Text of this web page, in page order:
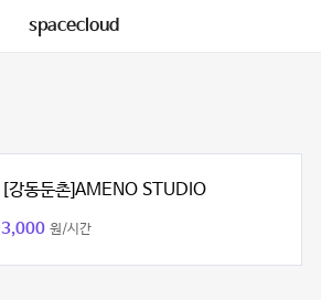
spacecloud
[강동둔촌]AMENO STUDIO
3,000 원/시간